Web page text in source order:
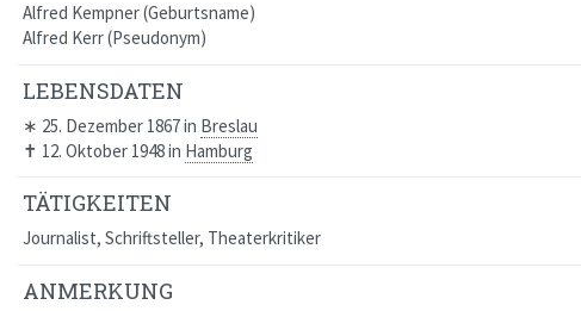
Alfred Kempner Geburtsname
Alfred Kerr Pseudonym
LEBENSDATEN
∗ 25. Dezember 1867in Breslau
✝ 12. Oktober 1948in Hamburg
TÄTIGKEITEN
Journalist, Schriftsteller, Theaterkritiker
ANMERKUNG